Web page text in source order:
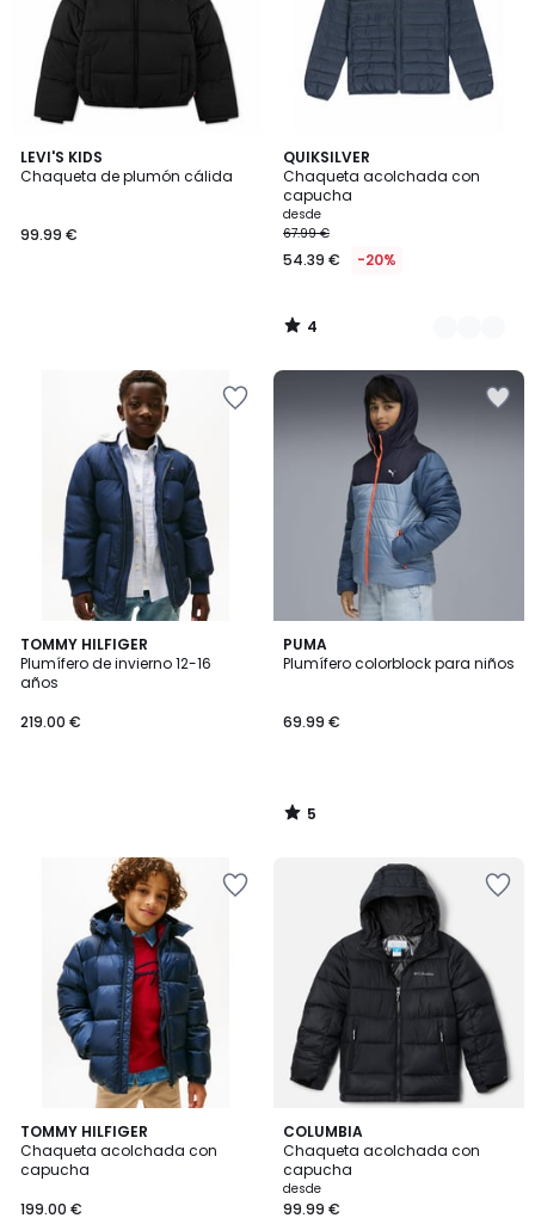
LEVI'S KIDS
Chaqueta de plumón cálida
99.99 €
QUIKSILVER
Chaqueta acolchada con
capucha
desde
67.99 €
54.39 € -20%
4
/
5
3
Colores
4
/
TOMMY HILFIGER
Plumífero de invierno 12-16
años
219.00 €
PUMA
Plumífero colorblock para niños
69.99 €
5
/
5
/
TOMMY HILFIGER
Chaqueta acolchada con
capucha
199.00 €
2
Colores
COLUMBIA
Chaqueta acolchada con
capucha
desde
99.99 €
4,3
/ 5
2
Colores